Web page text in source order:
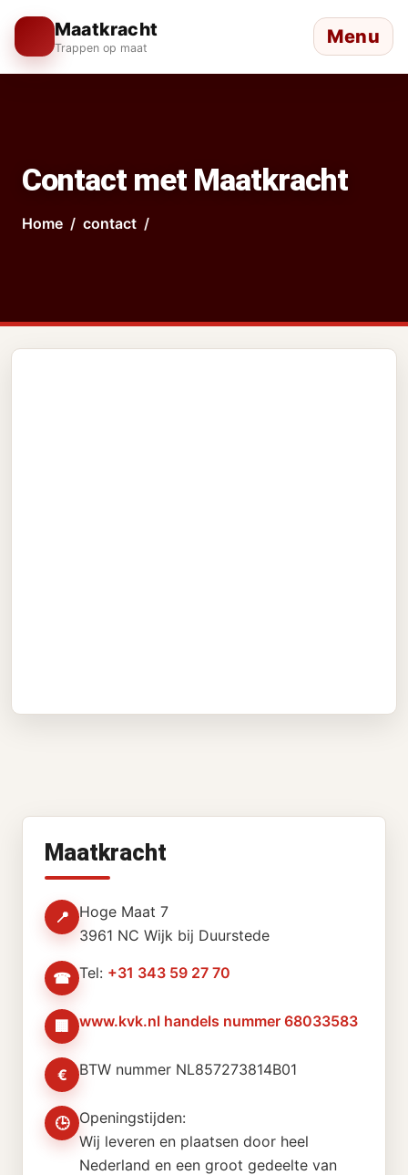
Maatkracht
Trappen op maat Menu
Contact met Maatkracht
Home contact
Maatkracht
📍
Hoge Maat 7
3961 NC Wijk bij Duurstede
☎ Tel: +31 343 59 27 70
🏢 www.kvk.nl handels nummer 68033583
€ BTW nummer NL857273814B01
🕒 Openingstijden:
Wij leveren en plaatsen door heel
Nederland en een groot gedeelte van